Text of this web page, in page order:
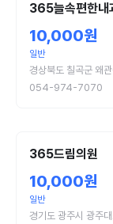
365늘속편한내
10,000원
일반
경상북도 칠곡군 왜
054-974-7070
365드림의원
10,000원
일반
경기도 광주시 광주